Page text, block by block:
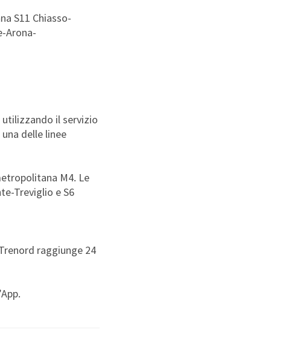
S11 Chiasso-
Arona-
utilizzando il servizio
delle linee
M4. Le
Treviglio e S6
raggiunge 24